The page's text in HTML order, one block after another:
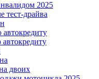
2025
тест-драйва
двоих